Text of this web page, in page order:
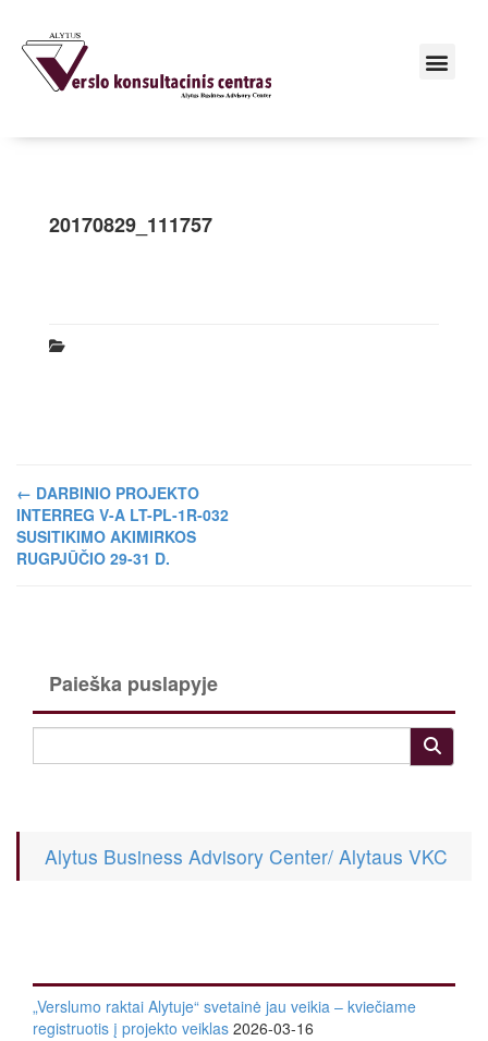
20170829_111757
← DARBINIO PROJEKTO
INTERREG V-A LT-PL-1R-032
SUSITIKIMO AKIMIRKOS
RUGPJŪČIO 29-31 D.
Paieška puslapyje
Alytus Business Advisory Center/ Alytaus VKC
„Verslumo raktai Alytuje“ svetainė jau veikia – kviečiame
registruotis į projekto veiklas 2026-03-16